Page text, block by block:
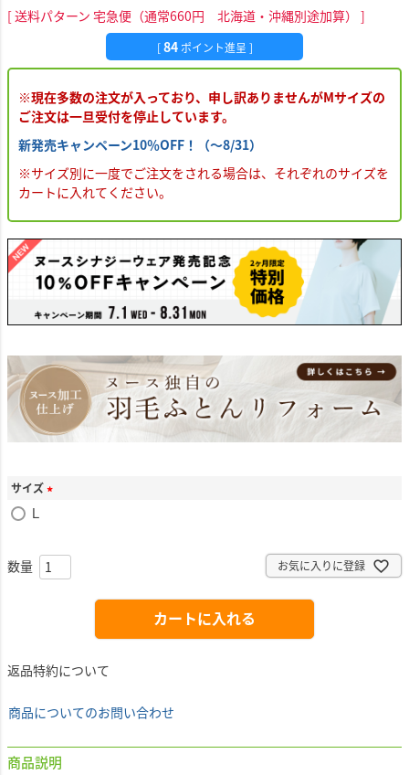
送料パターン 宅急便（通常660円 北海道・沖縄別途加算）
[ 84 ポイント進呈 ]
※現在多数の注文が入っており、申し訳ありませんがMサイズの
ご注文は一旦受付を停止しています。
新発売キャンペーン10％OFF！（～8/31）
※サイズ別に一度でご注文をされる場合は、それぞれのサイズを
カートに入れてください。
サイズ
)
Ｌ
お気に入りに登録
カートに入れる
返品特約について
商品についてのお問い合わせ
商品説明